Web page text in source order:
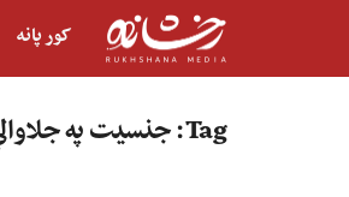
کور پانه
Tag: جنسیت په